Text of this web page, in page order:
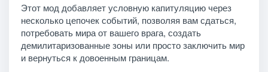
Этот мод добавляет условную капитуляцию через
несколько цепочек событий, позволяя вам сдаться,
потребовать мира от вашего врага, создать
демилитаризованные зоны или просто заключить мир
и вернуться к довоенным границам.